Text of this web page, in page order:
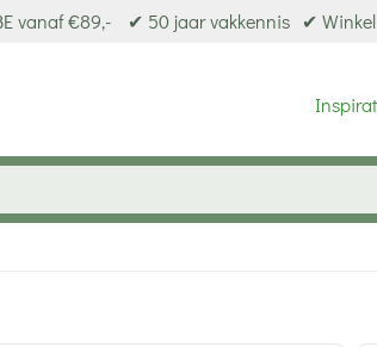
vanaf €89,- ✔ 50 jaar vakkennis ✔